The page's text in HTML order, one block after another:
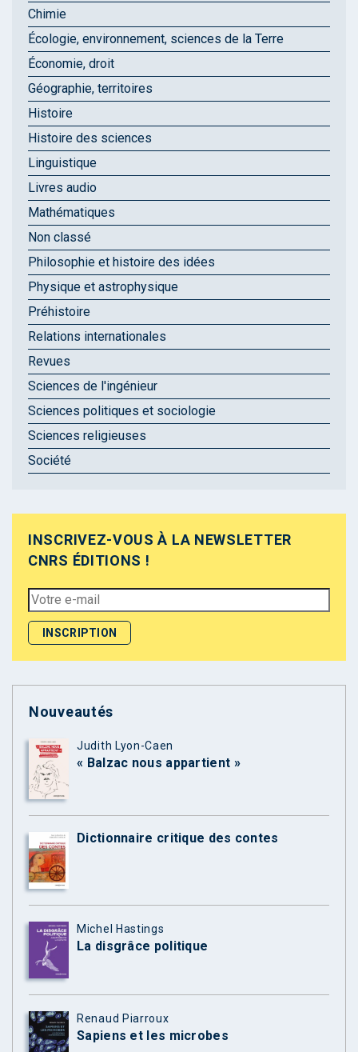
Chimie
Écologie, environnement, sciences de la Terre
Économie, droit
Géographie, territoires
Histoire
Histoire des sciences
Linguistique
Livres audio
Mathématiques
Non classé
Philosophie et histoire des idées
Physique et astrophysique
Préhistoire
Relations internationales
Revues
Sciences de l'ingénieur
Sciences politiques et sociologie
Sciences religieuses
Société
INSCRIVEZ-VOUS À LA NEWSLETTER
CNRS ÉDITIONS !
Nouveautés
Judith Lyon-Caen
« Balzac nous appartient »
Dictionnaire critique des contes
Michel Hastings
La disgrâce politique
Renaud Piarroux
Sapiens et les microbes